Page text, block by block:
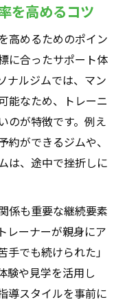
を高めるコツ
高めるためのポイン
に合ったサポート体
ナルジムでは、マン
能なため、トレーニ
のが特徴です。例え
ができるジムや、
は、途中で挫折しに
係も重要な継続要素
レーナーが親身にア
手でも続けられた」
験や見学を活用し
導スタイルを事前に